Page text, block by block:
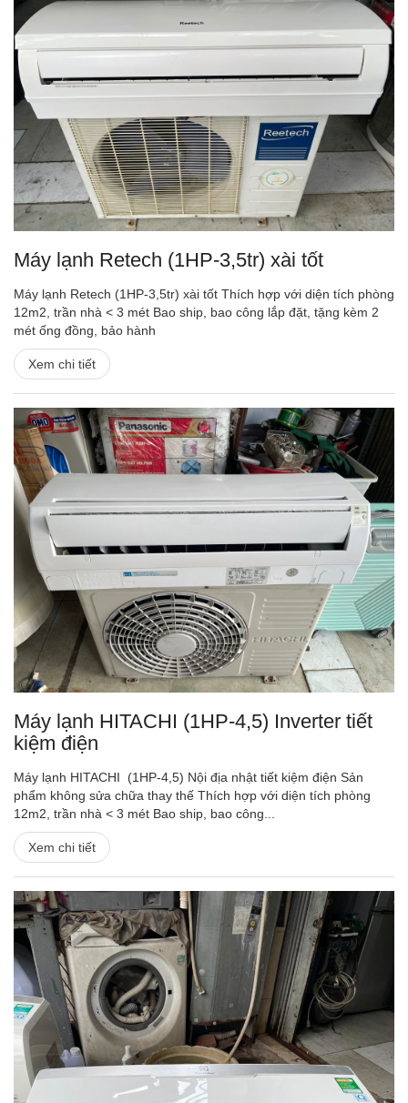
Máy lạnh Retech (1HP-3,5tr) xài tốt
Máy lạnh Retech (1HP-3,5tr) xài tốt Thích hợp với diện tích phòng
12m2, trần nhà < 3 mét Bao ship, bao công lắp đặt, tặng kèm 2
mét ống đồng, bảo hành
Xem chi tiết
Máy lạnh HITACHI (1HP-4,5) Inverter tiết
kiệm điện
Máy lạnh HITACHI (1HP-4,5) Nội địa nhật tiết kiệm điện Sản
phẩm không sửa chữa thay thế Thích hợp với diện tích phòng
12m2, trần nhà < 3 mét Bao ship, bao công...
Xem chi tiết